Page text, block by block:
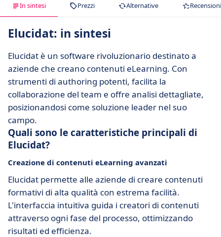
In sintesi Prezzi Alternative Recensioni
Elucidat: in sintesi
Elucidat è un software rivoluzionario destinato a
aziende che creano contenuti eLearning. Con
strumenti di authoring potenti, facilita la
collaborazione del team e offre analisi dettagliate,
posizionandosi come soluzione leader nel suo
campo.
Quali sono le caratteristiche principali di
Elucidat?
Creazione di contenuti eLearning avanzati
Elucidat permette alle aziende di creare contenuti
formativi di alta qualità con estrema facilità.
L'interfaccia intuitiva guida i creatori di contenuti
attraverso ogni fase del processo, ottimizzando
risultati ed efficienza.